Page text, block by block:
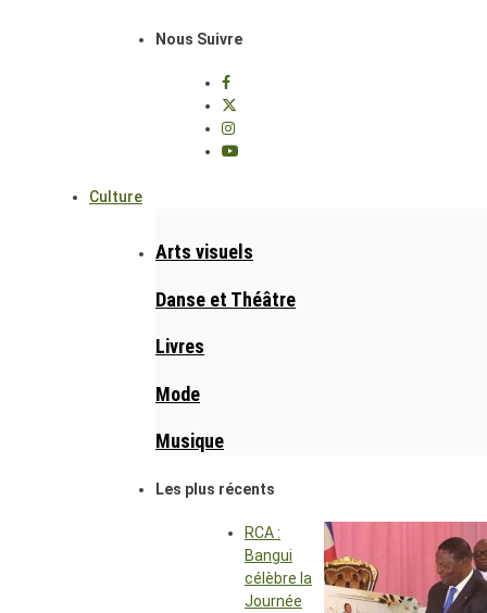
Nous Suivre
Culture
Arts visuels
Danse et Théâtre
Livres
Mode
Musique
Les plus récents
RCA :
Bangui
célèbre la
Journée